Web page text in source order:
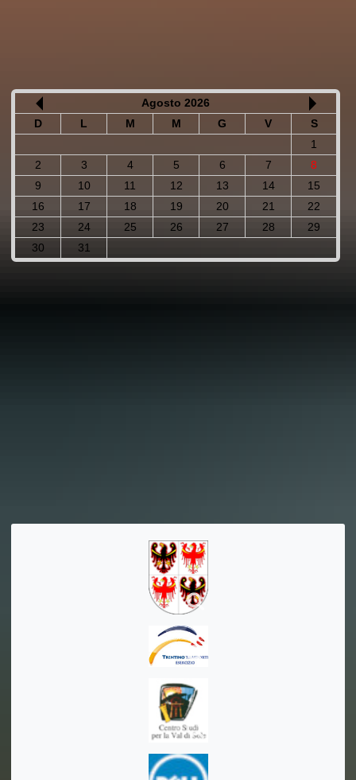
Agosto 2026
D
L M M G V
S
1
2
3 4 5 6 7
8
9
10 11 12 13 14
15
16
17 18 19 20 21
22
23
24 25 26 27 28
29
30
31